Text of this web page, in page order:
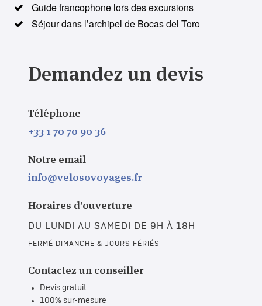
Guide francophone lors des excursions
Séjour dans l’archipel de Bocas del Toro
Demandez un devis
Téléphone
+33 1 70 70 90 36
Notre email
info@velosovoyages.fr
Horaires d’ouverture
DU LUNDI AU SAMEDI DE 9H À 18H
FERMÉ DIMANCHE & JOURS FÉRIÉS
Contactez un conseiller
Devis gratuit
100% sur-mesure